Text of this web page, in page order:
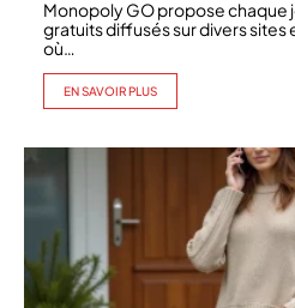
Monopoly GO propose chaque
gratuits diffusés sur divers sites
où…
EN SAVOIR PLUS